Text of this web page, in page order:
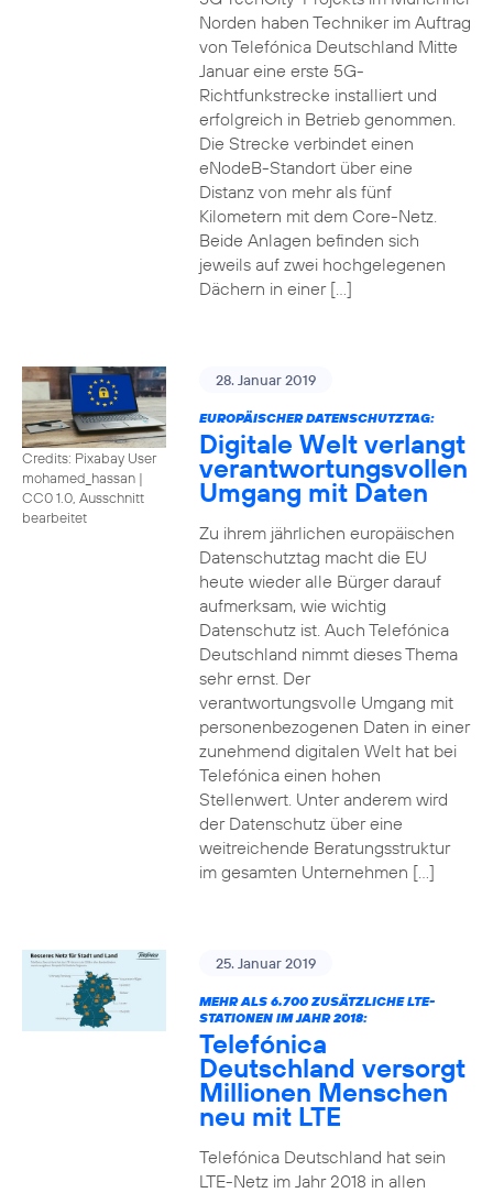
Norden haben Techniker im Auftrag
von Telefónica Deutschland Mitte
Januar eine erste 5G-
Richtfunkstrecke installiert und
erfolgreich in Betrieb genommen.
Die Strecke verbindet einen
eNodeB-Standort über eine
Distanz von mehr als fünf
Kilometern mit dem Core-Netz.
Beide Anlagen befinden sich
jeweils auf zwei hochgelegenen
Dächern in einer […]
Credits: Pixabay User
mohamed_hassan |
CC0 1.0, Ausschnitt
bearbeitet
28. Januar 2019
EUROPÄISCHER DATENSCHUTZTAG:
Digitale Welt verlangt
verantwortungsvollen
Umgang mit Daten
Zu ihrem jährlichen europäischen
Datenschutztag macht die EU
heute wieder alle Bürger darauf
aufmerksam, wie wichtig
Datenschutz ist. Auch Telefónica
Deutschland nimmt dieses Thema
sehr ernst. Der
verantwortungsvolle Umgang mit
personenbezogenen Daten in einer
zunehmend digitalen Welt hat bei
Telefónica einen hohen
Stellenwert. Unter anderem wird
der Datenschutz über eine
weitreichende Beratungsstruktur
im gesamten Unternehmen […]
25. Januar 2019
MEHR ALS 6.700 ZUSÄTZLICHE LTE-
STATIONEN IM JAHR 2018:
Telefónica
Deutschland versorgt
Millionen Menschen
neu mit LTE
Telefónica Deutschland hat sein
LTE-Netz im Jahr 2018 in allen